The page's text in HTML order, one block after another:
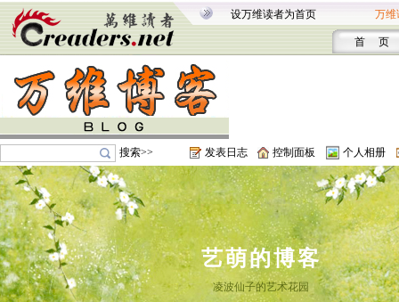
设万维读者为首页 万维
首 页
搜索>> 发表日志 控制面板 个人相册
艺萌的博客
凌波仙子的艺术花园